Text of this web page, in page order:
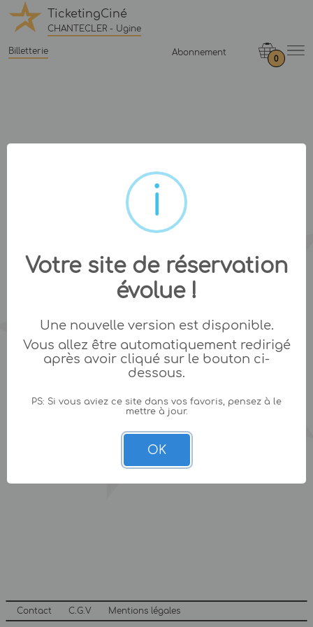
TicketingCiné
CHANTECLER - Ugine
Billetterie Abonnement
0
Contact C.G.V Mentions légales
Votre site de réservation
évolue !
Une nouvelle version est disponible.
Vous allez être automatiquement redirigé
après avoir cliqué sur le bouton ci-
dessous.
PS: Si vous aviez ce site dans vos favoris, pensez à le
mettre à jour.
OK